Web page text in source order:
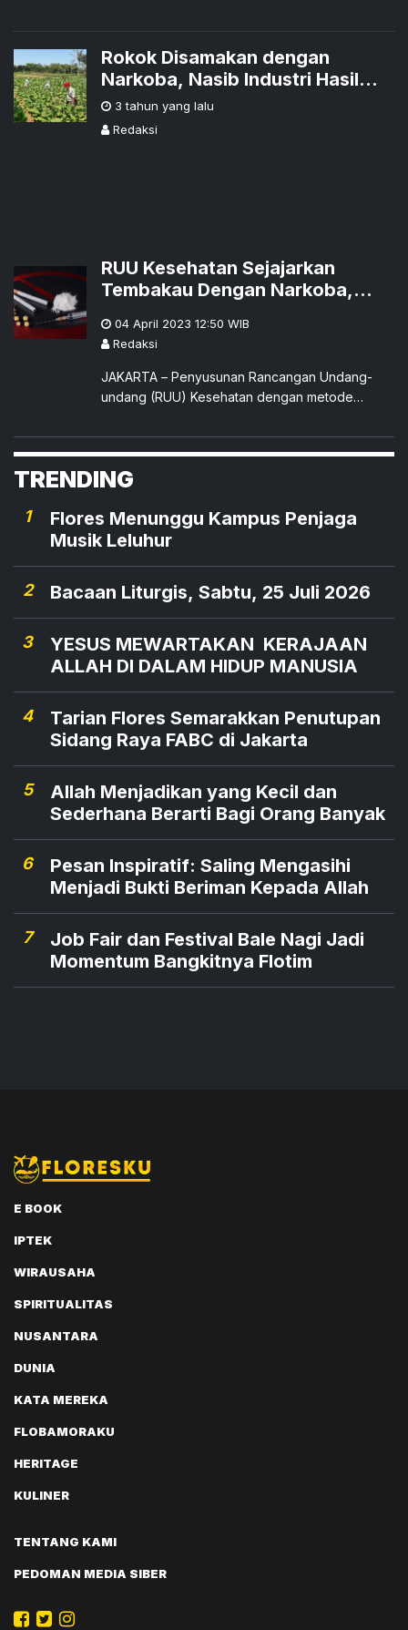
Rokok Disamakan dengan
Narkoba, Nasib Industri Hasil
Tembakau di Ujung Tanduk
3 tahun yang lalu
Redaksi
RUU Kesehatan Sejajarkan
Tembakau Dengan Narkoba,
Mempertimbangkan Lebih Lanjut
04 April 2023 12:50 WIB
Redaksi
JAKARTA – Penyusunan Rancangan Undang-
undang (RUU) Kesehatan dengan metode
penyusunan produk hukum yang baik agar tidak
memunculkan masalah baru. Sebab, dalam draf
rancangan beleid tersebut ada sejumlah
masalah yang lebih besar.
TRENDING
1
Flores Menunggu Kampus Penjaga
Musik Leluhur
2 Bacaan Liturgis, Sabtu, 25 Juli 2026
3
YESUS MEWARTAKAN KERAJAAN
ALLAH DI DALAM HIDUP MANUSIA
4
Tarian Flores Semarakkan Penutupan
Sidang Raya FABC di Jakarta
5
Allah Menjadikan yang Kecil dan
Sederhana Berarti Bagi Orang Banyak
6
Pesan Inspiratif: Saling Mengasihi
Menjadi Bukti Beriman Kepada Allah
7
Job Fair dan Festival Bale Nagi Jadi
Momentum Bangkitnya Flotim
E BOOK
IPTEK
WIRAUSAHA
SPIRITUALITAS
NUSANTARA
DUNIA
KATA MEREKA
FLOBAMORAKU
HERITAGE
KULINER
TENTANG KAMI
PEDOMAN MEDIA SIBER